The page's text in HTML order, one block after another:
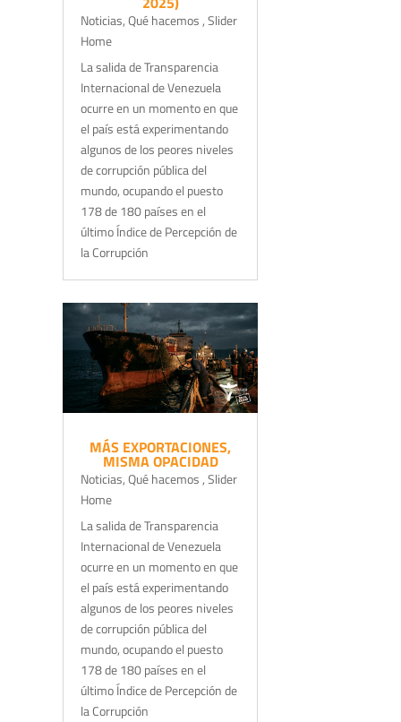
Noticias,Qué hacemos,Slider
Home
La salida de Transparencia
Internacional de Venezuela
ocurre en un momento en que
el país está experimentando
algunos de los peores niveles
de corrupción pública del
mundo, ocupando el puesto
178 de 180 países en el
último Índice de Percepción de
la Corrupción
MÁS EXPORTACIONES,
MISMA OPACIDAD
Noticias,Qué hacemos,Slider
Home
La salida de Transparencia
Internacional de Venezuela
ocurre en un momento en que
el país está experimentando
algunos de los peores niveles
de corrupción pública del
mundo, ocupando el puesto
178 de 180 países en el
último Índice de Percepción de
la Corrupción